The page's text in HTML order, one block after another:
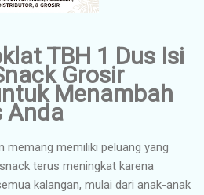
TBH 1 Dus Isi
Grosir
Menambah
Anda
memang memiliki peluang yang
terus meningkat karena
kalangan, mulai dari anak-anak